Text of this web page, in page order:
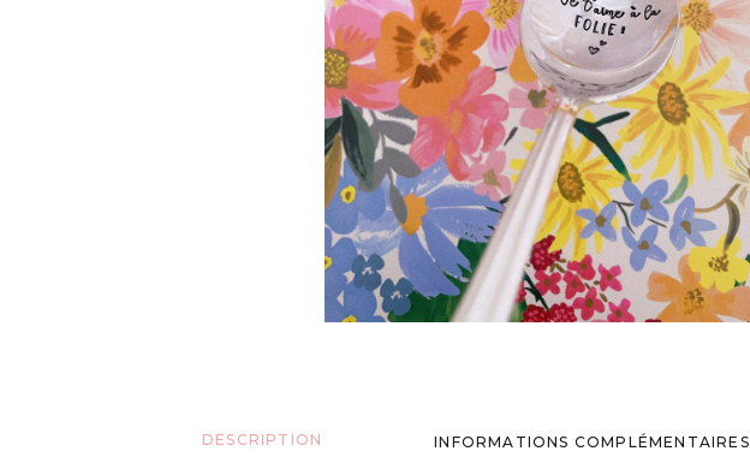
DESCRIPTION INFORMATIONS COMPLÉMENTAIRES